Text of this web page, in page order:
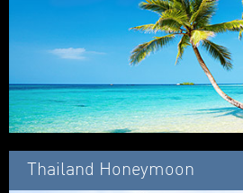
Thailand Honeymoon